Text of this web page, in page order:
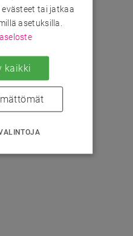
tai jatkaa
asetuksilla.
kaikki